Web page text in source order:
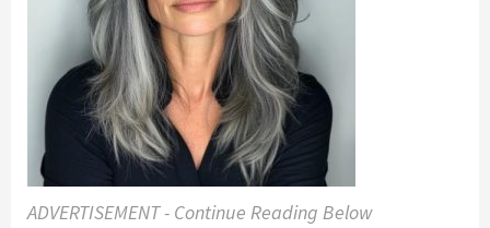
ADVERTISEMENT - Continue Reading Below